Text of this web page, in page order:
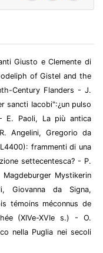
Giusto e Clemente di
of Gistel and the
Century Flanders - J.
sancti Iacobi":¿un pulso
E. Paoli, La più antica
Angelini, Gregorio da
frammenti di una
settecentesca? - P.
Mystikerin
Giovanna da Signa,
témoins méconnus de
(XIVe-XVIe s.) - O.
nella Puglia nei secoli